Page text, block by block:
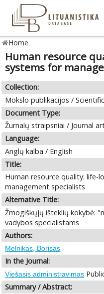
Home
Human resource
systems for
Collection:
Mokslo publikacijos /
Document Type:
Žurnalų straipsniai / Journal
Language:
Anglų kalba / English
Title:
Human resource quality: life-
management specialists
Alternative Title:
Žmogiškųjų išteklių kokybė:
vadybos specialistams
Authors:
Melnikas, Borisas
In the Journal:
Viešasis administravimas
Summary / Abstract: